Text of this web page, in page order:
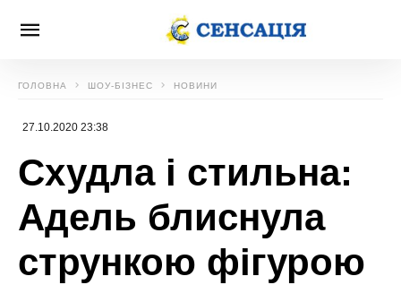
ГОЛОВНА ШОУ-БІЗНЕС НОВИНИ
27.10.2020 23:38
Схудла і стильна:
Адель блиснула
стрункою фігурою